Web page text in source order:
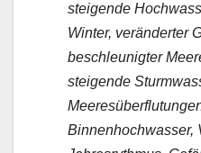
steigende
Winter, veränderter
beschleunigter
steigende
Binnenhochwasser,